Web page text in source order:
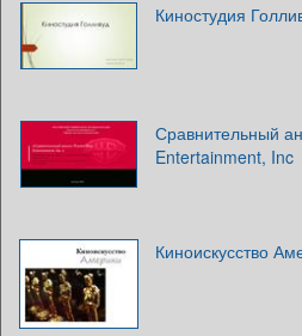
Киностудия
Сравнительный
Entertainment, Inc
Киноискусство